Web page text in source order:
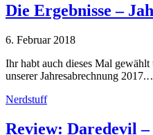
Die Ergebnisse –
6. Februar 2018
Ihr habt auch dieses Mal
unserer Jahresabrechnung
Nerdstuff
Review: Daredevil –